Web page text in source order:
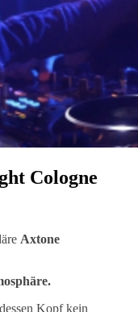
Cologne
Axtone
Kopf kein